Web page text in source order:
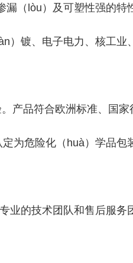
（lòu）及可塑性强的特
）镀、电子电力、核工业
产品符合欧洲标准、国家
为危险化（huà）学品包
业的技术团队和售后服务